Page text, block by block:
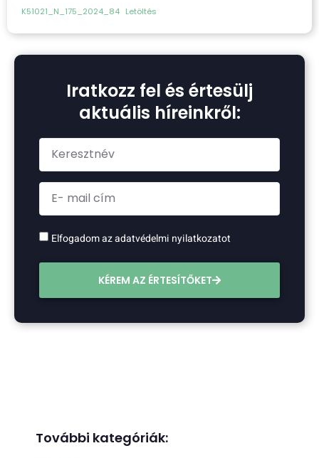
K51021_N_175_2024_84 Letöltés
Iratkozz fel és értesülj
aktuális híreinkről:
Elfogadom az adatvédelmi nyilatkozatot
KÉREM AZ ÉRTESÍTŐKET
További kategóriák: